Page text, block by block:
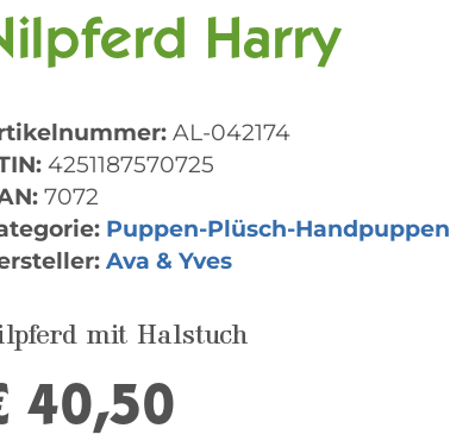
Harry
AL-042174
4251187570725
7072
Puppen-Plüsch-Handpuppen
Ava & Yves
mit Halstuch
40,50